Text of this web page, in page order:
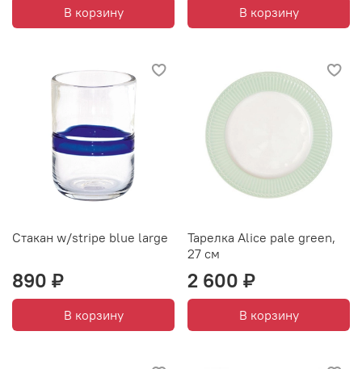
В корзину В корзину
Стакан w/stripe blue large
890 ₽
В корзину
Тарелка Alice pale green,
27 см
2 600 ₽
В корзину